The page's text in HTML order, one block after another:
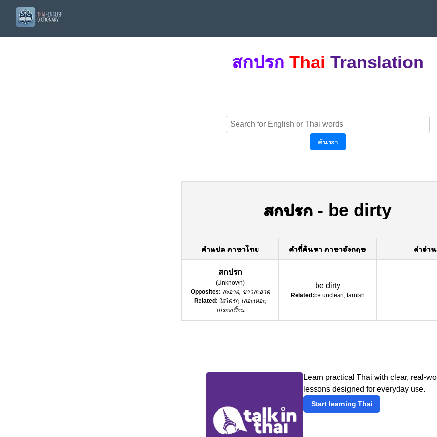
สกปรก Thai Translation
ค้นหา
สกปรก - be dirty
คำแปล ภาษาไทย คำที่ค้นหา ภาษาอังกฤษ คำอ่าน
สกปรก
(Unknown)
Opposites: สะอาด, ขาวสะอาด
Related: โสโครก, เลอะเทอะ,
เปรอะเปื้อน
be dirty
Related:be unclean; tarnish
Learn practical Thai with clear, real-
lessons designed for everyday use.
Start learning Thai